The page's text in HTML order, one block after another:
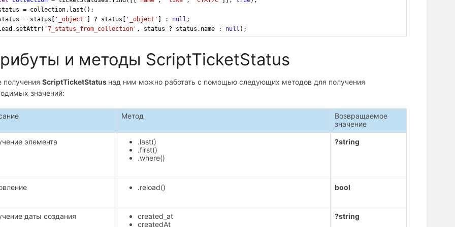
= collection. last ();
= status '_object' ? status '_object' ] : null ;
. setAttr( '7_status_from_collection' , status ? status . name : null );
и методы ScriptTicketStatus
получения ScriptTicketStatus над ним можно работать с помощью следующих методов для получения
значений:
Метод
Возвращаемое
значение
элемента
.last()
.first()
.where()
?string
.reload() bool
даты создания
created_at
createdAt
?string